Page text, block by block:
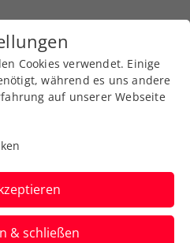
bei
Feiel
Cookies verwendet. Einige
während es uns andere
auf unserer Webseite
& schließen